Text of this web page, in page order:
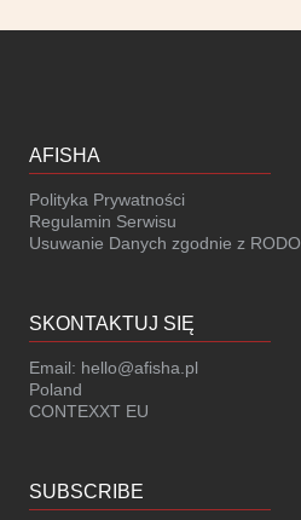
AFISHA
Polityka Prywatności
Regulamin Serwisu
Usuwanie Danych zgodnie z RODO
SKONTAKTUJ SIĘ
Email: hello@afisha.pl
Poland
CONTEXXT EU
SUBSCRIBE